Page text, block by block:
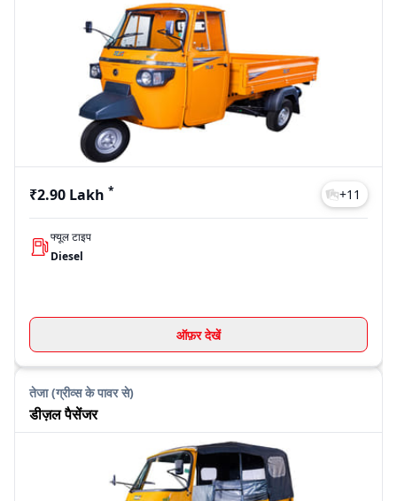
₹2.90 Lakh * +11
फ्यूल टाइप
Diesel
ऑफ़र देखें
तेजा (ग्रीव्स के पावर से)
डीज़ल पैसेंजर